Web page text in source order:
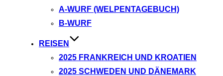
A-WURF (WELPENTAGEBUCH)
B-WURF
REISEN
2025 FRANKREICH UND KROATIEN
2025 SCHWEDEN UND DÄNEMARK